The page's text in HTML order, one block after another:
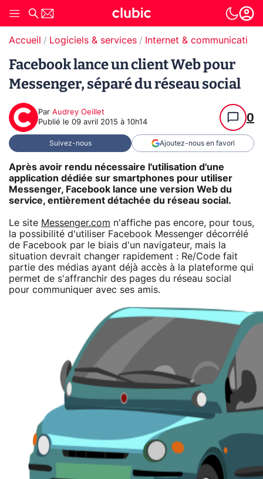
Accueil Logiciels & services Internet & communication
Facebook lance un client Web pour
Messenger, séparé du réseau social
Par Audrey Oeillet
Publié le 09 avril 2015 à 10h14 0
Suivez-nous Ajoutez-nous en favori
Après avoir rendu nécessaire l'utilisation d'une
application dédiée sur smartphones pour utiliser
Messenger, Facebook lance une version Web du
service, entièrement détachée du réseau social.
Le site Messenger.com n'affiche pas encore, pour tous,
la possibilité d'utiliser Facebook Messenger décorrélé
de Facebook par le biais d'un navigateur, mais la
situation devrait changer rapidement : Re/Code fait
partie des médias ayant déjà accès à la plateforme qui
permet de s'affranchir des pages du réseau social
pour communiquer avec ses amis.